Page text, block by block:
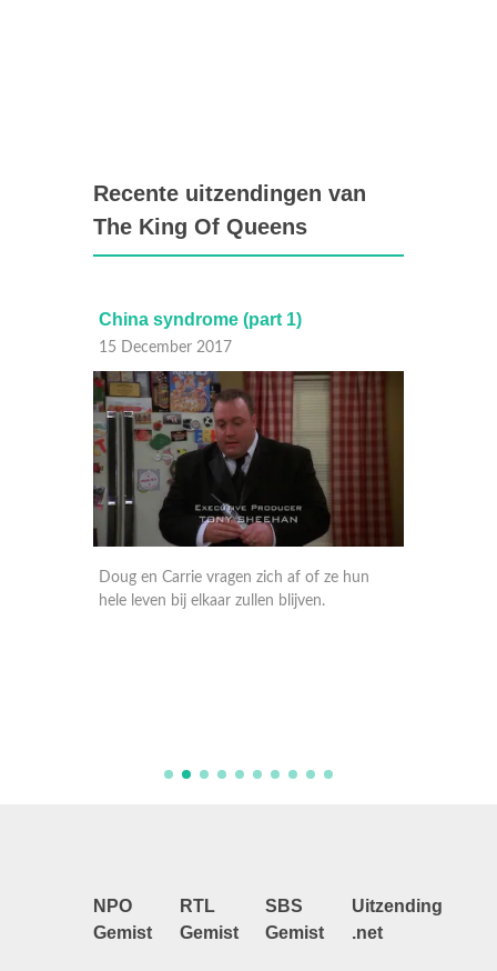
Recente uitzendingen van
The King Of Queens
China syndrome (part 1)
15 December 2017
Doug en Carrie vragen zich af of ze hun
hele leven bij elkaar zullen blijven.
NPO
Gemist
RTL
Gemist
SBS
Gemist
Uitzending
.net